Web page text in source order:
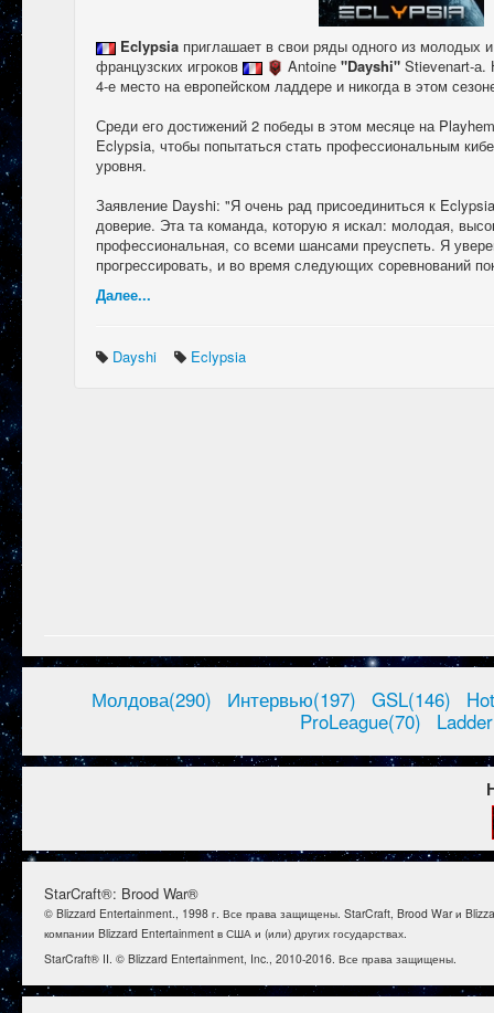
Eclypsia приглашает в свои ряды одного из
французских игроков
Antoine "Dayshi" Stievenart-а.
4-е место на европейском ладдере и никогда в этом
Среди его достижений 2 победы в этом месяце на
Eclypsia, чтобы попытаться стать профессиональным
уровня.
Заявление Dayshi: "Я очень рад присоединиться к
доверие. Эта та команда, которую я искал: молодая,
профессиональная, со всеми шансами преуспеть. Я
прогрессировать, и во время следующих соревнований
Далее...
Dayshi Eclypsia
Молдова(290) Интервью(197) GSL(146)
ProLeague(70)
StarCraft®: Brood War®
© Blizzard Entertainment., 1998 г. Все права защищены. StarCraft, Brood War и
компании Blizzard Entertainment в США и (или) других государствах.
StarCraft® II. © Blizzard Entertainment, Inc., 2010-2016. Все права защищены.